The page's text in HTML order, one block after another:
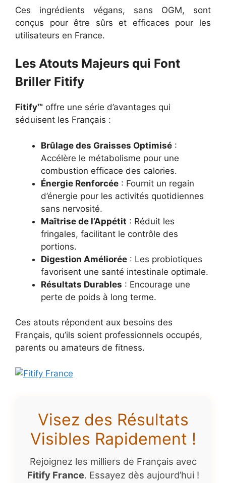
Ces ingrédients végans, sans OGM, sont
conçus pour être sûrs et efficaces pour les
utilisateurs en France.
Les Atouts Majeurs qui Font
Briller Fitify
Fitify™ offre une série d’avantages qui
séduisent les Français :
Brûlage des Graisses Optimisé :
Accélère le métabolisme pour une
combustion efficace des calories.
Énergie Renforcée : Fournit un regain
d’énergie pour les activités quotidiennes
sans nervosité.
Maîtrise de l’Appétit : Réduit les
fringales, facilitant le contrôle des
portions.
Digestion Améliorée : Les probiotiques
favorisent une santé intestinale optimale.
Résultats Durables : Encourage une
perte de poids à long terme.
Ces atouts répondent aux besoins des
Français, qu’ils soient professionnels occupés,
parents ou amateurs de fitness.
Visez des Résultats
Visibles Rapidement !
Rejoignez les milliers de Français avec
Fitify France. Essayez dès aujourd’hui !